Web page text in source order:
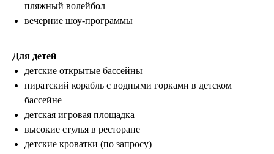
пляжный волейбол
вечерние шоу-программы
Для детей
детские открытые бассейны
пиратский корабль с водными горками в детском
бассейне
детская игровая площадка
высокие стулья в ресторане
детские кроватки (по запросу)